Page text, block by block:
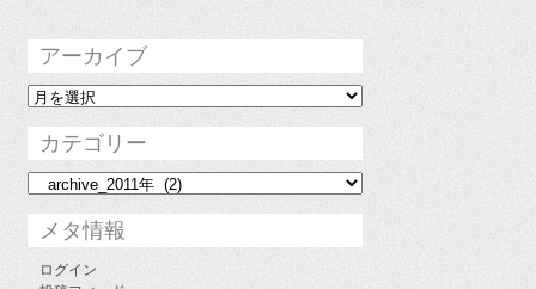
アーカイブ
ア
イ
カテゴリー
リ
メタ情報
ログイン